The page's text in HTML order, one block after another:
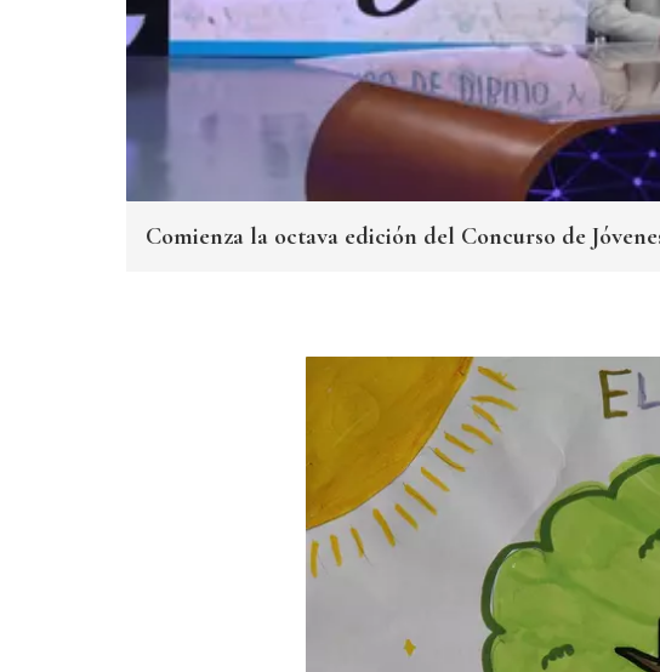
Comienza la octava edición del Concurso de